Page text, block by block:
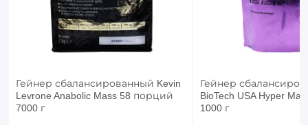
Гейнер сбалансированный Kevin
Levrone Anabolic Mass 58 порций
7000 г
Гейнер
BioTech USA Hyper
1000 г